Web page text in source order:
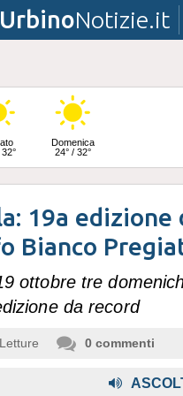
Notizie.it
Domenica
24° / 32°
19a
Bianco
ottobre tre
da record
Letture 0 commenti